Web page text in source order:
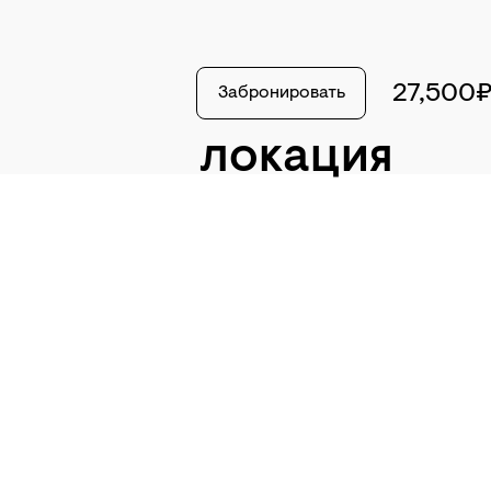
Забронировать
локация